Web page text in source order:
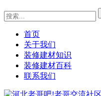
首页
关于我们
装修建材知识
装修建材百科
联系我们